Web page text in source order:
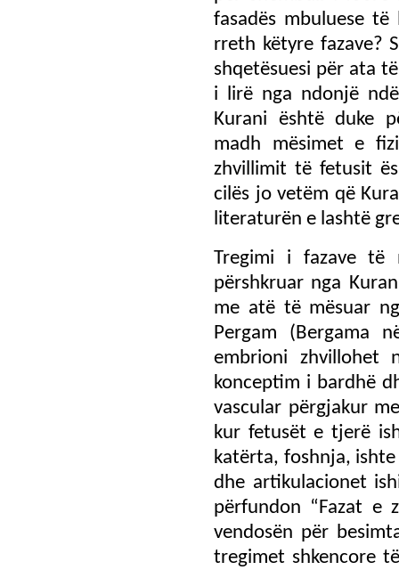
fasadës mbuluese
rreth këtyre fazave?
shqetësuesi për ata
i lirë nga ndonjë
Kurani është duke
madh mësimet e
zhvillimit të fetusit
cilës jo vetëm që
literaturën e lashtë
Tregimi i fazave të
përshkruar nga
me atë të mësuar
Pergam (Bergama
embrioni
konceptim i bardhë
vascular përgjakur
kur fetusët e tjerë
katërta, foshnja,
dhe artikulacionet
përfundon “Fazat e
vendosën për
tregimet shkencore